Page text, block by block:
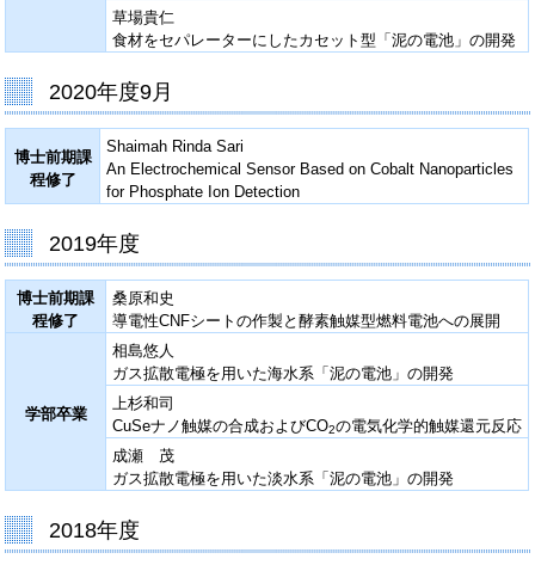
草場貴仁
食材をセパレーターにしたカセット型「泥の電池」の開発
2020年度9月
博士前期課
程修了
Shaimah Rinda Sari
An Electrochemical Sensor Based on Cobalt Nanoparticles
for Phosphate Ion Detection
2019年度
博士前期課
程修了
桑原和史
導電性CNFシートの作製と酵素触媒型燃料電池への展開
学部卒業
相島悠人
ガス拡散電極を用いた海水系「泥の電池」の開発
上杉和司
CuSeナノ触媒の合成およびCO2の電気化学的触媒還元反応
成瀬 茂
ガス拡散電極を用いた淡水系「泥の電池」の開発
2018年度